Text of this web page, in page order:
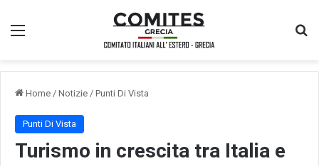
Menu
Home / Notizie / Punti Di Vista
Punti Di Vista
Turismo in crescita tra Italia e